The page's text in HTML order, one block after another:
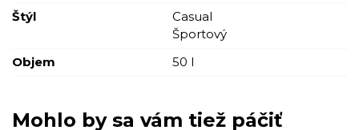
Štýl
Casual
Športový
Objem
50 l
Mohlo by sa vám tiež páčiť